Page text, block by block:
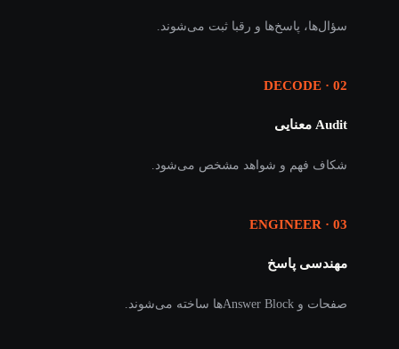
سؤال‌ها، پاسخ‌ها و رقبا ثبت می‌شوند.
02 · DECODE
Audit معنایی
شکاف فهم و شواهد مشخص می‌شود.
03 · ENGINEER
مهندسی پاسخ
صفحات و Answer Blockها ساخته می‌شوند.